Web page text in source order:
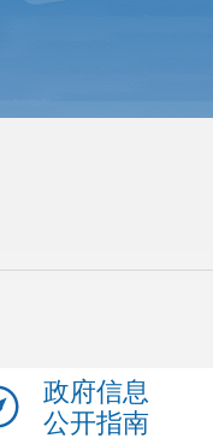
政府信息
公开指南